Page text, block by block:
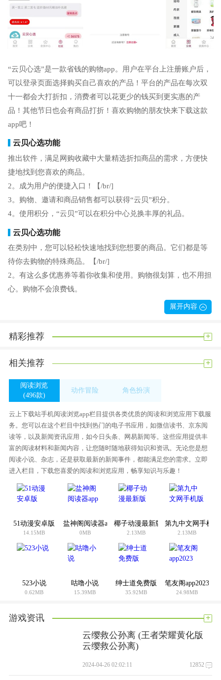
“云贝心选”是一款省钱的购物app。用户在平台上注册账户后，
可以登录页面选择购买自己喜欢的产品！平台的产品在每次双
十一都会大打折扣，消费者可以花更少的钱买到更实惠的产
品！其他节日也会有商品打折！喜欢购物的朋友快来下载这款
app吧！
云贝心选功能
推出软件，满足网购收藏中大量精选折扣商品的需求，方便快
捷地找到您喜欢的商品。
2。成为用户的便捷入口！【/br/]
3。购物、邀请和商品销售都可以获得“云贝”积分。
4。使用积分，“云贝”可以在积分中心兑换丰厚的礼品。
云贝心选功能
在类别中，您可以轻松快速地找到您想要的商品。它们都是等
待你去购物的特殊商品。【/br/]
2。有这么多优惠券等着你收集和使用。购物很划算，也不用担
心。购物不会浪费钱。
3。足不出户就能成功购物。让我们一起去购物。它们都是高质
4。这里的商品100%真实可信。有许多特价商品等着您购买。
你可以随时买到你喜欢的商品。都是精品。不要错过他们。购
物非常方便。
2。这是一种非常划算的购物体验。在这里购物不会浪费钱。都
3。选择一个好的项目，创新的算法不会打扰您并为您省钱。
4。直观地选择您喜欢的产品和购物体验更强的购物平台。
云贝心选分数
消费者可以用更少的钱买到更实惠的商品！其他节日也会有商
品打折！
内容丰富度:98%
用户好评度:93%
你怎么想呢?我觉得这个手机软件很好用。请分享给你的朋友:
展开内容
精彩推荐 +
相关推荐 +
阅读浏览
(496款)
动作冒险
角色扮演
云上下载站手机阅读浏览app栏目提供各类优质的阅读和浏览应用下载服
务。您可以在这个栏目中找到热门的电子书应用，如微信读书、京东阅
读等，以及新闻资讯应用，如今日头条、网易新闻等。这些应用提供丰
富的阅读材料和新闻内容，让您随时随地获得知识和资讯。无论您是想
阅读小说、杂志，还是获取最新的新闻事件，都能满足您的需求。立即
进入栏目，下载您喜爱的阅读和浏览应用，畅享知识与乐趣！
51动漫安卓版
14.15MB
盐神阁阅读器app
0MB
椰子动漫最新版
2.13MB
第九中文网手机版
2.13MB
523小说
0.62MB
咕噜小说
15.39MB
绅士道免费版
35.92MB
笔友阁app2023
24.98MB
游戏资讯 +
云缨救公孙离 (王者荣耀黄化版
云缨救公孙离)
2024-04-26 02:02:11 12852